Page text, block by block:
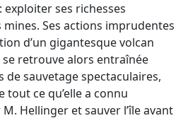
ses richesses
Ses actions imprudentes
d’un gigantesque volcan
se retrouve alors entraînée
de sauvetage spectaculaires,
ce qu’elle a connu
Hellinger et sauver l’île avant